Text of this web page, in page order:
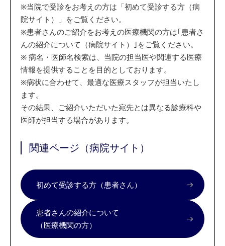
※当院で受診をお考えの方は「初めて受診する方（病
院サイト）」をご覧ください。
※患者さんのご紹介をお考えの医療機関の方は｢患者さ
んの紹介について（病院サイト）｣をご覧ください。
※ 病名・医師名検索は、当院の担当医や関連する医療
情報を提供することを目的としております。
※病状に合わせて、最適な医療スタッフが担当いたし
ます。
その結果、ご紹介いただいた宛先とは異なる診療科や
医師が担当する場合があります。
関連ページ（病院サイト）
初めて受診する方（患者さん）
患者さんの紹介について
（医療機関の方）